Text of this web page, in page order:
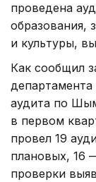
проведена
образования,
и культуры,
Как сообщил
департамента
аудита по
в первом
провел 19
плановых, 16
проверки